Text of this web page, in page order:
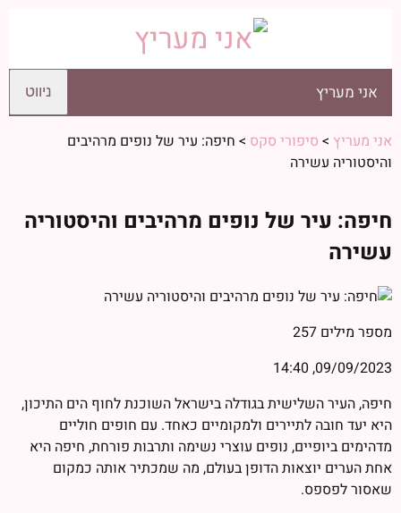
אני מעריץ ניווט
אני מעריץ > סיפורי סקס > חיפה: עיר של נופים מרהיבים
והיסטוריה עשירה
חיפה: עיר של נופים מרהיבים והיסטוריה
עשירה
מספר מילים 257
09/09/2023, 14:40
חיפה, העיר השלישית בגודלה בישראל השוכנת לחוף הים התיכון,
היא יעד חובה לתיירים ולמקומיים כאחד. עם חופים חוליים
מדהימים ביופיים, נופים עוצרי נשימה ותרבות פורחת, חיפה היא
אחת הערים יוצאות הדופן בעולם, מה שמכתיר אותה כמקום
שאסור לפספס.